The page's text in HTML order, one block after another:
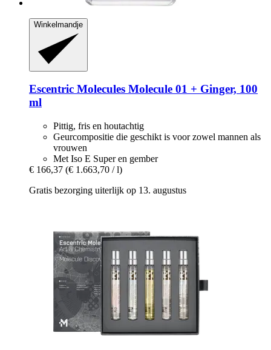
Winkelmandje
Escentric Molecules Molecule 01 + Ginger, 100
ml
Pittig, fris en houtachtig
Geurcompositie die geschikt is voor zowel mannen als
vrouwen
Met Iso E Super en gember
€ 166,37 (€ 1.663,70 / l)
Gratis bezorging uiterlijk op 13. augustus